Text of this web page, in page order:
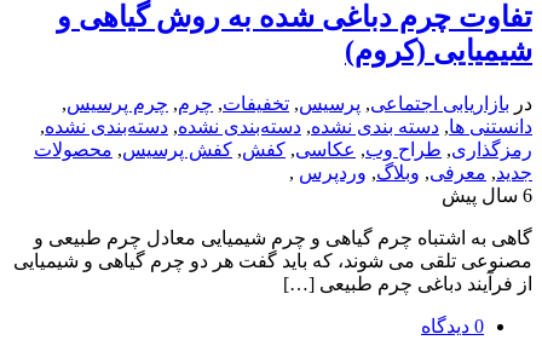
چرم دباغی شده به روش گیاهی و
(کروم)
اجتماعی پرسیس, تخفیفات ,چرم,چرم پرسیس,
,دسته بندی نشده,دسته‌بندی نشده,دسته‌بندی نشده,
,طراح وب,عکاسی, کفش, کفش پرسیس , محصولات
, وبلاگ, وردپرس ,
اشتباه چرم گیاهی و چرم شیمیایی معادل چرم طبیعی و
می شوند، که باید گفت هر دو چرم گیاهی و شیمیایی
دباغی چرم طبیعی […]